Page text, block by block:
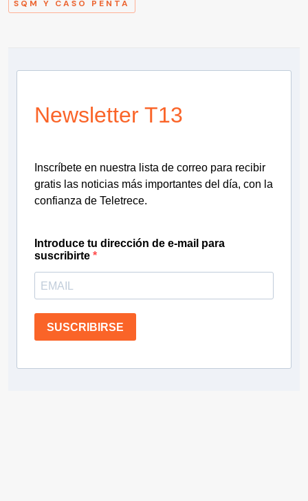
SQM Y CASO PENTA
Newsletter T13
Inscríbete en nuestra lista de correo para recibir
gratis las noticias más importantes del día, con la
confianza de Teletrece.
Introduce tu dirección de e-mail para
suscribirte
SUSCRIBIRSE